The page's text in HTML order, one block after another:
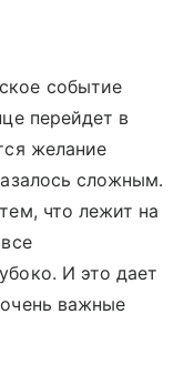
событие
перейдет в
желание
сложным.
что лежит на
И это дает
важные